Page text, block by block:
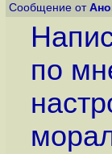
Сообщение от
по